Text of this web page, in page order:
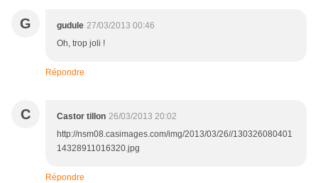
G gudule 27/03/2013 00:46
Oh, trop joli !
Répondre
C Castor tillon 26/03/2013 20:02
http://nsm08.casimages.com/img/2013/03/26//130326080401
14328911016320.jpg
Répondre